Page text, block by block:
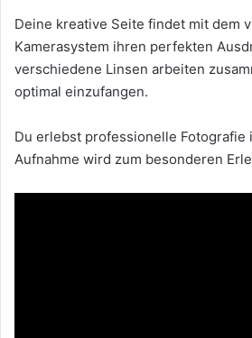
Deine kreative Seite findet mit dem
Kamerasystem ihren perfekten
verschiedene Linsen arbeiten
optimal einzufangen.
Du erlebst professionelle Fotografie
Aufnahme wird zum besonderen